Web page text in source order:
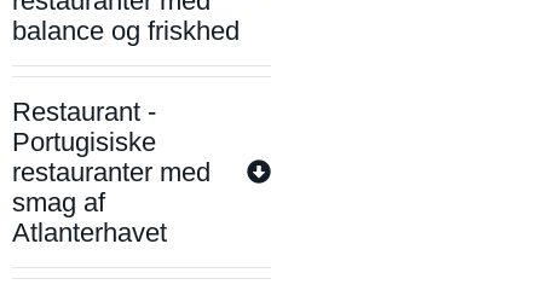
balance og friskhed
Restaurant -
Portugisiske
restauranter med
smag af
Atlanterhavet